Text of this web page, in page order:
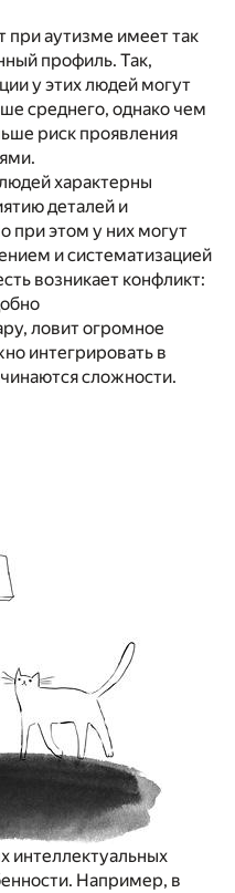
при аутизме имеет так
профиль. Так,
у этих людей могут
среднего, однако чем
риск проявления
характерны
деталей и
при этом у них могут
и систематизацией
возникает конфликт:
ловит огромное
интегрировать в
сложности.
интеллектуальных
Например, в